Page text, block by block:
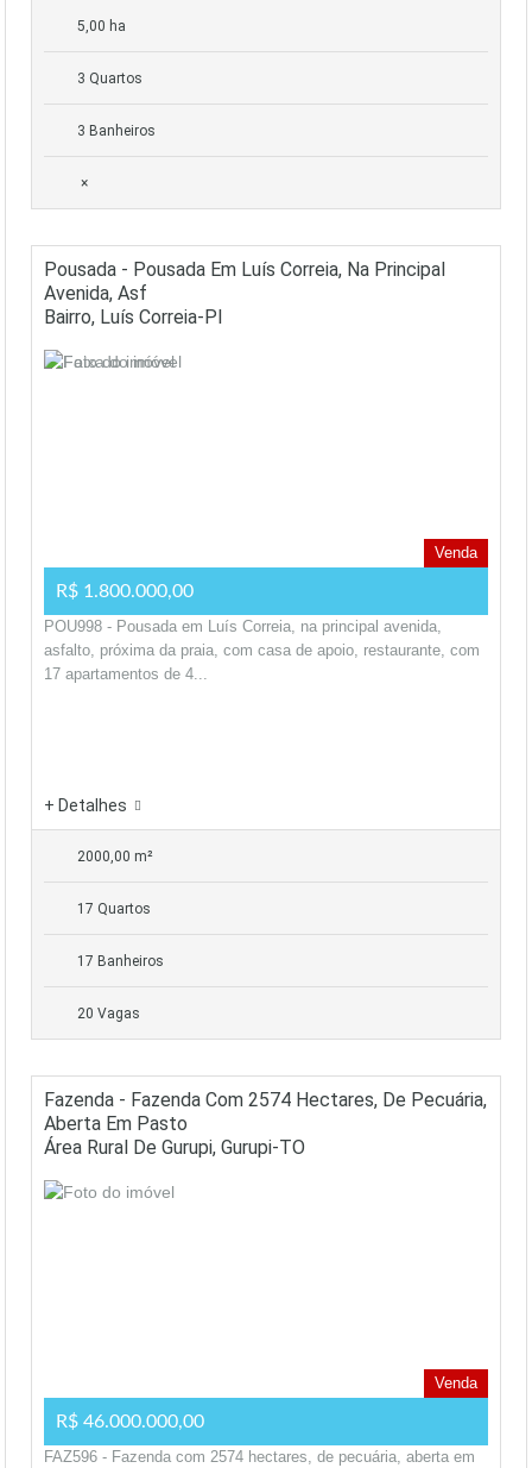
5,00 ha
3 Quartos
3 Banheiros
×
Pousada - Pousada Em Luís Correia, Na Principal
Avenida, Asf
Bairro, Luís Correia-PI
Venda
R$ 1.800.000,00
POU998 - Pousada em Luís Correia, na principal avenida,
asfalto, próxima da praia, com casa de apoio, restaurante, com
17 apartamentos de 4...
+ Detalhes
2000,00 m²
17 Quartos
17 Banheiros
20 Vagas
Fazenda - Fazenda Com 2574 Hectares, De Pecuária,
Aberta Em Pasto
Área Rural De Gurupi, Gurupi-TO
Venda
R$ 46.000.000,00
FAZ596 - Fazenda com 2574 hectares, de pecuária, aberta em